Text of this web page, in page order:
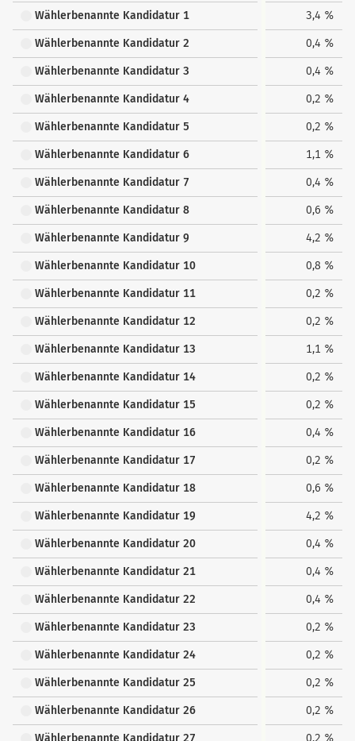
Wählerbenannte Kandidatur 1 3,4 %
Wählerbenannte Kandidatur 2 0,4 %
Wählerbenannte Kandidatur 3 0,4 %
Wählerbenannte Kandidatur 4 0,2 %
Wählerbenannte Kandidatur 5 0,2 %
Wählerbenannte Kandidatur 6 1,1 %
Wählerbenannte Kandidatur 7 0,4 %
Wählerbenannte Kandidatur 8 0,6 %
Wählerbenannte Kandidatur 9 4,2 %
Wählerbenannte Kandidatur 10 0,8 %
Wählerbenannte Kandidatur 11 0,2 %
Wählerbenannte Kandidatur 12 0,2 %
Wählerbenannte Kandidatur 13 1,1 %
Wählerbenannte Kandidatur 14 0,2 %
Wählerbenannte Kandidatur 15 0,2 %
Wählerbenannte Kandidatur 16 0,4 %
Wählerbenannte Kandidatur 17 0,2 %
Wählerbenannte Kandidatur 18 0,6 %
Wählerbenannte Kandidatur 19 4,2 %
Wählerbenannte Kandidatur 20 0,4 %
Wählerbenannte Kandidatur 21 0,4 %
Wählerbenannte Kandidatur 22 0,4 %
Wählerbenannte Kandidatur 23 0,2 %
Wählerbenannte Kandidatur 24 0,2 %
Wählerbenannte Kandidatur 25 0,2 %
Wählerbenannte Kandidatur 26 0,2 %